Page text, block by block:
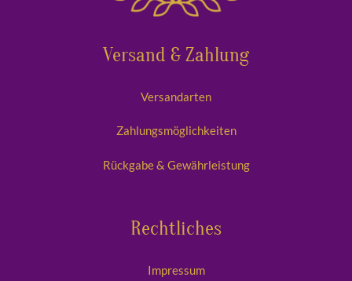
Versand & Zahlung
Versandarten
Zahlungsmöglichkeiten
Rückgabe & Gewährleistung
Rechtliches
Impressum